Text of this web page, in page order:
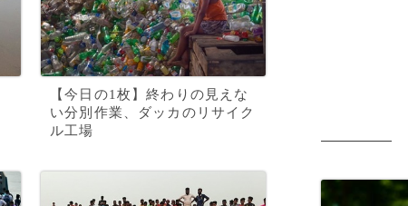
【今日の1枚】終わりの見えな
い分別作業、ダッカのリサイク
ル工場